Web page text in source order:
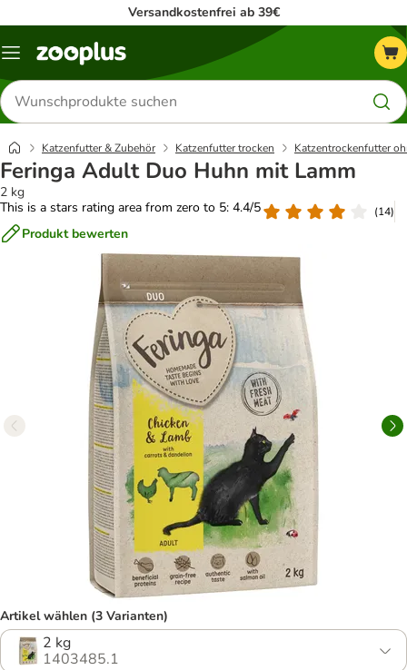
Versandkostenfrei ab 39€
Menü
Produkte
suchen
Katzenfutter & Zubehör Katzenfutter trocken Katzentrockenfutter
Feringa Adult Duo Huhn mit Lamm
2 kg
This is a stars rating area from zero to 5: 4.4/5
(14)
Produkt bewerten
Artikel wählen (3 Varianten)
2 kg
1403485.1